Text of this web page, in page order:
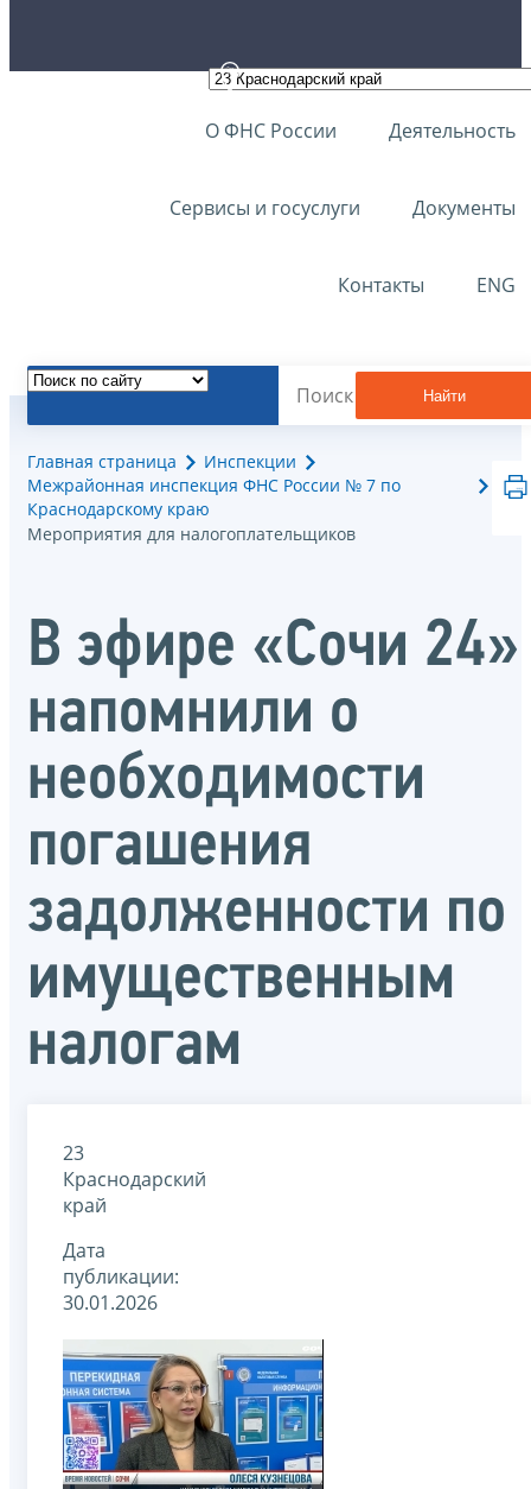
О ФНС России Деятельность
Сервисы и госуслуги Документы
Контакты ENG
Найти
Главная страница
Инспекции
Межрайонная инспекция ФНС России № 7 по
Краснодарскому краю
Мероприятия для налогоплательщиков
В эфире «Сочи 24»
напомнили о
необходимости
погашения
задолженности по
имущественным
налогам
23
Краснодарский
край
Дата
публикации:
30.01.2026